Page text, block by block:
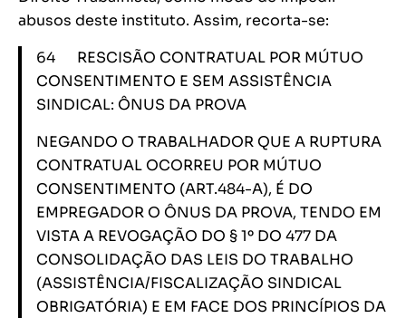
abusos deste instituto. Assim, recorta-se:
64 RESCISÃO CONTRATUAL POR MÚTUO
CONSENTIMENTO E SEM ASSISTÊNCIA
SINDICAL: ÔNUS DA PROVA
NEGANDO O TRABALHADOR QUE A RUPTURA
CONTRATUAL OCORREU POR MÚTUO
CONSENTIMENTO (ART.484-A), É DO
EMPREGADOR O ÔNUS DA PROVA, TENDO EM
VISTA A REVOGAÇÃO DO § 1º DO 477 DA
CONSOLIDAÇÃO DAS LEIS DO TRABALHO
(ASSISTÊNCIA/FISCALIZAÇÃO SINDICAL
OBRIGATÓRIA) E EM FACE DOS PRINCÍPIOS DA